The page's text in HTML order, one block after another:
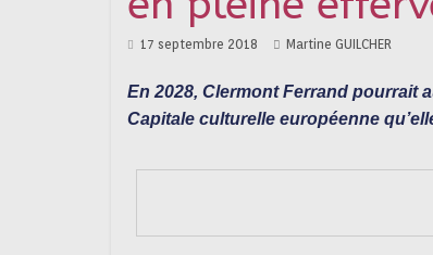
17 septembre 2018 Martine GUILCHER
En 2028, Clermont Ferrand pourrait
Capitale culturelle européenne